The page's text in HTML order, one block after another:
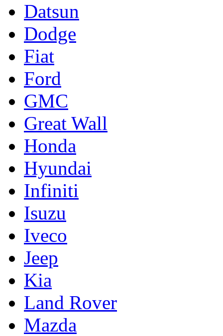
Datsun
Dodge
Fiat
Ford
GMC
Great Wall
Honda
Hyundai
Infiniti
Isuzu
Iveco
Jeep
Kia
Land Rover
Mazda